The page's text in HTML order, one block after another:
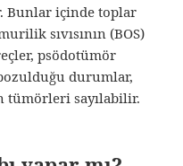
Bunlar içinde toplar
sıvısının (BOS)
psödotümör
durumlar,
tümörleri sayılabilir.